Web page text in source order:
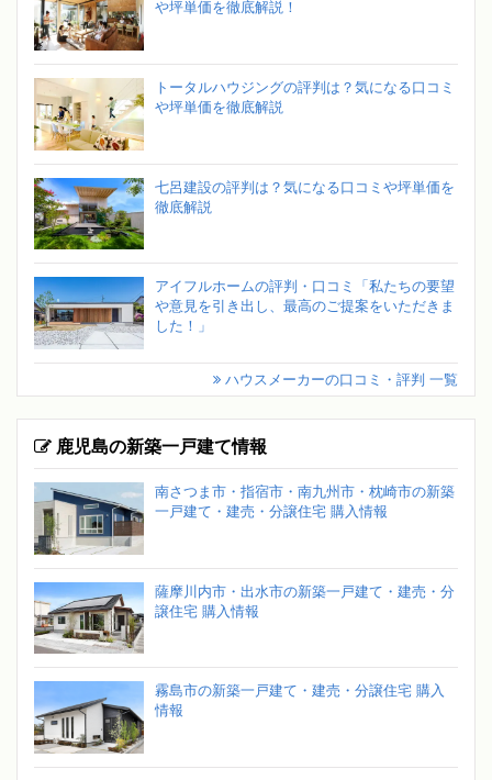
や坪単価を徹底解説！
トータルハウジングの評判は？気になる口コミ
や坪単価を徹底解説
七呂建設の評判は？気になる口コミや坪単価を
徹底解説
アイフルホームの評判・口コミ「私たちの要望
や意見を引き出し、最高のご提案をいただきま
した！」
ハウスメーカーの口コミ・評判 一覧
鹿児島の新築一戸建て情報
南さつま市・指宿市・南九州市・枕崎市の新築
一戸建て・建売・分譲住宅 購入情報
薩摩川内市・出水市の新築一戸建て・建売・分
譲住宅 購入情報
霧島市の新築一戸建て・建売・分譲住宅 購入
情報